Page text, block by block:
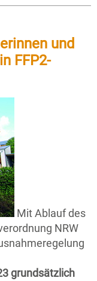
und
FFP2-
Mit Ablauf des
NRW
grundsätzlich